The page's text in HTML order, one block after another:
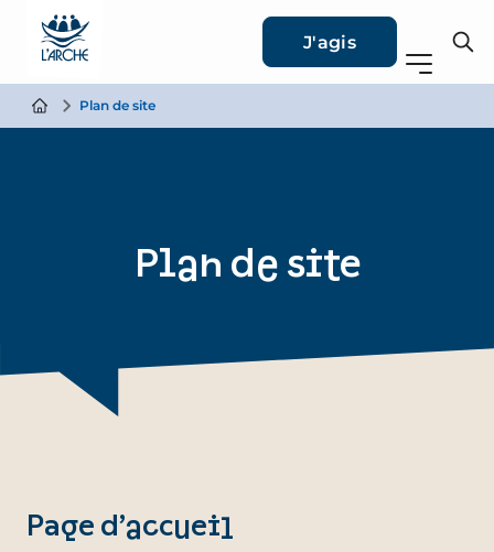
J'agis
Plan de site
Plan de site
Page d’accueil